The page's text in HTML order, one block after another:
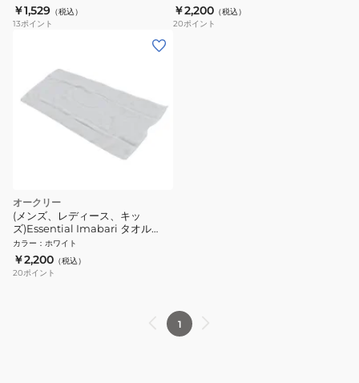
￥1,529 （税込）
13ポイント
￥2,200 （税込）
20ポイント
オークリー
(メンズ、レディース、キッ
ズ)Essential Imabari タオル
FOS901442-100
カラー ： ホワイト
￥2,200 （税込）
20ポイント
1